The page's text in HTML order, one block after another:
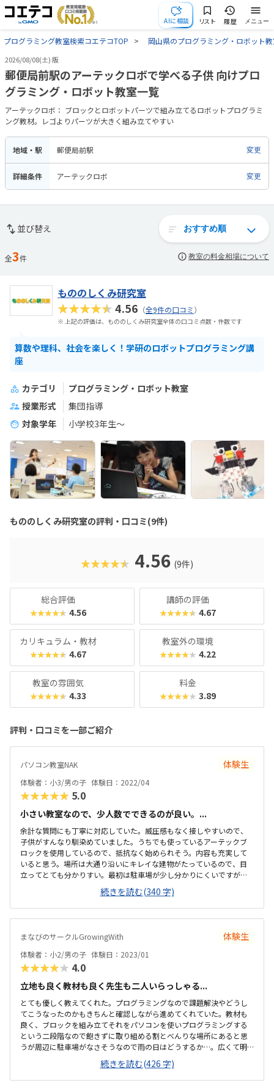
AIに相談 リスト 履歴 メニュー
プログラミング教室検索コエテコTOP 岡山県のプログラミング・ロボット
2026/08/08(土) 版
郵便局前駅のアーテックロボで学べる子供 向けプロ
グラミング・ロボット教室一覧
アーテックロボ： ブロックとロボットパーツで組み立てるロボットプログラミ
ング教材。レゴよりパーツが大きく組み立てやすい
地域・駅 郵便局前駅 変更
詳細条件 アーテックロボ 変更
並び替え
全3件 教室の料金相場について
もののしくみ研究室
★★★★★4.56 （全9件の口コミ）
※ 上記の評価は、もののしくみ研究室全体の口コミ点数・件数です
算数や理科、社会を楽しく！学研のロボットプログラミング講
座
カテゴリ
プログラミング・ロボット教室
授業形式
集団指導
対象学年
小学校3年生〜
もののしくみ研究室の評判・口コミ(9件)
★★★★★ 4.56 (9件)
総合評価
★★★★★ 4.56
講師の評価
★★★★★ 4.67
カリキュラム・教材
★★★★★ 4.67
教室外の環境
★★★★★ 4.22
教室の雰囲気
★★★★★ 4.33
料金
★★★★★ 3.89
評判・口コミを一部ご紹介
パソコン教室NAK 体験生
体験者：小3/男の子 体験日：2022/04
★★★★★ 5.0
小さい教室なので、少人数でできるのが良い。...
余計な質問にも丁寧に対応していた。威圧感もなく接しやすいので、
子供がすんなり馴染めていました。うちでも使っているアーテックブ
ロックを使用しているので、抵抗なく始められそう。内容も充実して
いると思う。場所は大通り沿いにキレイな建物がたっているので、目
立ってとても分かりすい。最初は駐車場が少し分かりにくいですが、
換気等、気を使っておこなっていた。教室内も清潔感があり、リラッ
クスできる雰囲気。授業は月2回です。もう少し安いとありがたいです
が、他のプログラミングスクールより安価だと思います。自分が作っ
たものが動くので、楽しかったようです。内容は子供が興味を持つよ
ピングを学べます。色々と行き届いた教室だと思いました。
続きを読む(340 字)
まなびのサークルGrowingWith 体験生
体験者：小2/男の子 体験日：2023/01
★★★★★ 4.0
立地も良く教材も良く先生も二人いらっしゃる...
とても優しく教えてくれた。プログラミングなので課題解決やどうし
てこうなったのかもきちんと確認しながら進めてくれていた。教材も
良く、ブロックを組み立てそれをパソコンを使いプログラミングする
という二段階なので飽きずに取り組める割とべんりな場所にあると思
うが周辺に駐車場がなさそうなので雨の日はどうするか…。広くて明
るい。レンタルルームとして使われているようなので広すぎるくら
い、リラックスして授業を受けられた。時間と料金の提示が曖昧な所
があった。休んだ場合は振替等はなく次回はその2コマは飛ばして次の
続きを読む(426 字)